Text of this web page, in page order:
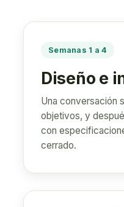
Semanas 1 a 4
Diseño e
Una conversación
objetivos, y
con
cerrado.